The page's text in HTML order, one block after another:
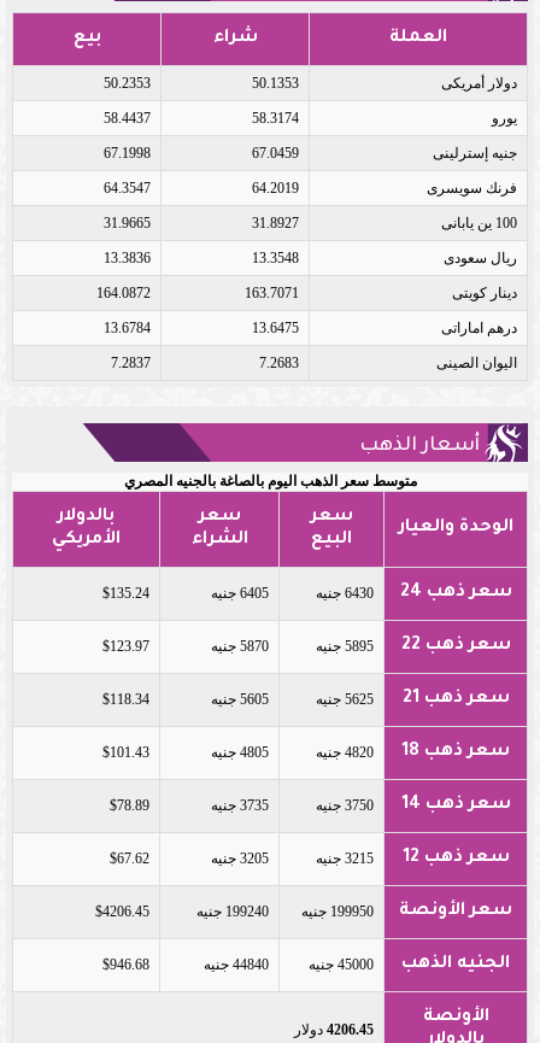
العملة شراء بيع
دولار أمريكى 50.1353
50.2353
يورو 58.3174
58.4437
جنيه إسترلينى 67.0459
67.1998
فرنك سويسرى 64.2019
64.3547
100 ين يابانى 31.8927
31.9665
ريال سعودى 13.3548
13.3836
دينار كويتى 163.7071
164.0872
درهم اماراتى 13.6475
13.6784
اليوان الصينى 7.2683
7.2837
أسعار الذهب
متوسط سعر الذهب اليوم بالصاغة بالجنيه المصري
الوحدة والعيار
سعر
البيع
سعر
الشراء
بالدولار
الأمريكي
سعر ذهب 24 6430 جنيه 6405 جنيه $135.24
سعر ذهب 22 5895 جنيه 5870 جنيه $123.97
سعر ذهب 21 5625 جنيه 5605 جنيه $118.34
سعر ذهب 18 4820 جنيه 4805 جنيه $101.43
سعر ذهب 14 3750 جنيه 3735 جنيه $78.89
سعر ذهب 12 3215 جنيه 3205 جنيه $67.62
سعر الأونصة 199950 جنيه 199240 جنيه $4206.45
الجنيه الذهب 45000 جنيه 44840 جنيه $946.68
الأونصة
4206.45 دولار